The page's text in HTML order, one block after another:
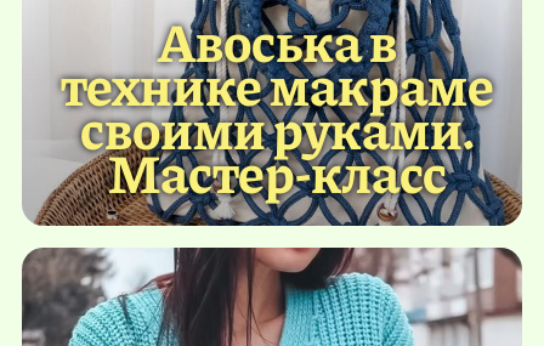
Авоська в
технике макраме
своими руками.
Мастер-класс